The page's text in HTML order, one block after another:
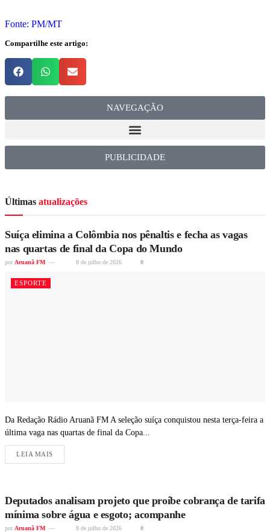
Fonte: PM/MT
Compartilhe este artigo:
NAVEGAÇÃO
PUBLICIDADE
Últimas atualizações
Suíça elimina a Colômbia nos pênaltis e fecha as vagas
nas quartas de final da Copa do Mundo
por Aruanã FM 8 de julho de 2026 0
ESPORTE
Da Redação Rádio Aruanã FM A seleção suíça conquistou nesta terça-feira a
última vaga nas quartas de final da Copa...
LEIA MAIS
Deputados analisam projeto que proíbe cobrança de tarifa
mínima sobre água e esgoto; acompanhe
por Aruanã FM 8 de julho de 2026 0